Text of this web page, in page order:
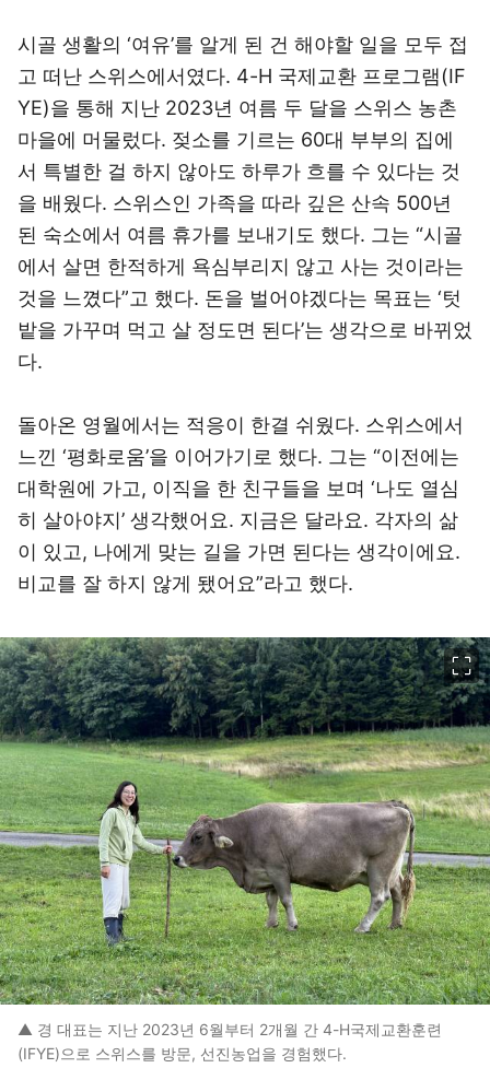
시골 생활의 ‘여유’를 알게 된 건 해야할 일을 모두 접
고 떠난 스위스에서였다. 4-H 국제교환 프로그램(IF
YE)을 통해 지난 2023년 여름 두 달을 스위스 농촌
마을에 머물렀다. 젖소를 기르는 60대 부부의 집에
서 특별한 걸 하지 않아도 하루가 흐를 수 있다는 것
을 배웠다. 스위스인 가족을 따라 깊은 산속 500년
된 숙소에서 여름 휴가를 보내기도 했다. 그는 “시골
에서 살면 한적하게 욕심부리지 않고 사는 것이라는
것을 느꼈다”고 했다. 돈을 벌어야겠다는 목표는 ‘텃
밭을 가꾸며 먹고 살 정도면 된다’는 생각으로 바뀌었
다.
돌아온 영월에서는 적응이 한결 쉬웠다. 스위스에서
느낀 ‘평화로움’을 이어가기로 했다. 그는 “이전에는
대학원에 가고, 이직을 한 친구들을 보며 ‘나도 열심
히 살아야지’ 생각했어요. 지금은 달라요. 각자의 삶
이 있고, 나에게 맞는 길을 가면 된다는 생각이에요.
비교를 잘 하지 않게 됐어요”라고 했다.
▲ 경 대표는 지난 2023년 6월부터 2개월 간 4-H국제교환훈련
(IFYE)으로 스위스를 방문, 선진농업을 경험했다.